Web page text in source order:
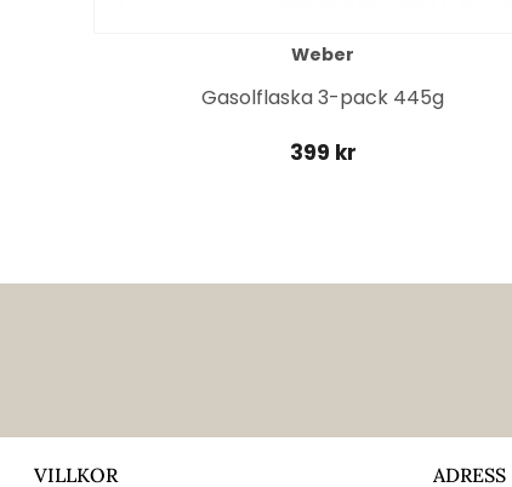
Weber
Gasolflaska 3-pack 445g
399 kr
VILLKOR ADRESS